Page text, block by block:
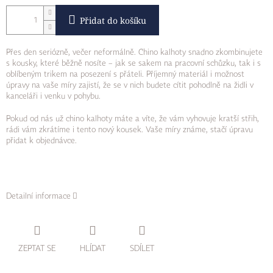
Přidat do košíku
Přes den seriózně, večer neformálně. Chino kalhoty snadno zkombinujete
s kousky, které běžně nosíte – jak se sakem na pracovní schůzku, tak i s
oblíbeným trikem na posezení s přáteli. Příjemný materiál i možnost
úpravy na vaše míry zajistí, že se v nich budete cítit pohodlně na židli v
kanceláři i venku v pohybu.
Pokud od nás už chino kalhoty máte a víte, že vám vyhovuje kratší střih,
rádi vám zkrátíme i tento nový kousek. Vaše míry známe, stačí úpravu
přidat k objednávce.
Detailní informace
ZEPTAT SE HLÍDAT SDÍLET